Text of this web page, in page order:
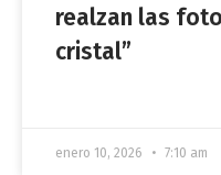
realzan las
cristal”
enero 10, 2026 7:10 am